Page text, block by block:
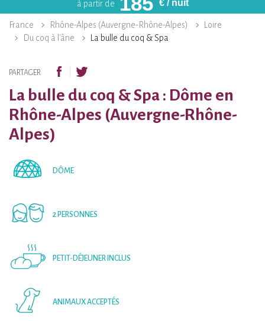
à partir de € / nuit
France Rhône-Alpes (Auvergne-Rhône-Alpes)
Loire
Du coq à l'âne
La bulle du coq & Spa
PARTAGER
La bulle du coq & Spa : Dôme en
Rhône-Alpes (Auvergne-Rhône-
Alpes)
DÔME
2 PERSONNES
PETIT-DÉJEUNER INCLUS
ANIMAUX ACCEPTÉS